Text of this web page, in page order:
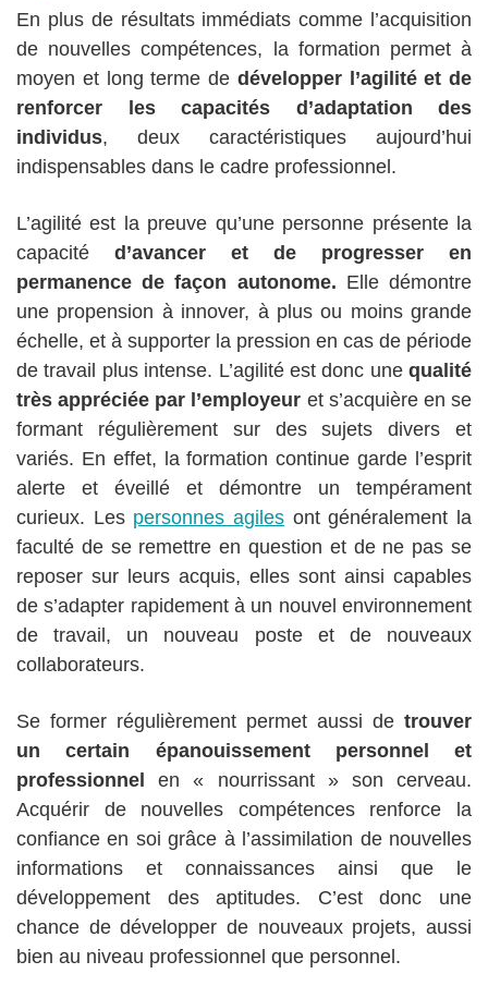
En plus de résultats immédiats comme l’acquisition
de nouvelles compétences, la formation permet à
moyen et long terme de développer l’agilité et de
renforcer les capacités d’adaptation des
individus, deux caractéristiques aujourd’hui
indispensables dans le cadre professionnel.
L’agilité est la preuve qu’une personne présente la
capacité d’avancer et de progresser en
permanence de façon autonome. Elle démontre
une propension à innover, à plus ou moins grande
échelle, et à supporter la pression en cas de période
de travail plus intense. L’agilité est donc une qualité
très appréciée par l’employeur et s’acquière en se
formant régulièrement sur des sujets divers et
variés. En effet, la formation continue garde l’esprit
alerte et éveillé et démontre un tempérament
curieux. Les personnes agiles ont généralement la
faculté de se remettre en question et de ne pas se
reposer sur leurs acquis, elles sont ainsi capables
de s’adapter rapidement à un nouvel environnement
de travail, un nouveau poste et de nouveaux
collaborateurs.
Se former régulièrement permet aussi de trouver
un certain épanouissement personnel et
professionnel
en « nourrissant » son cerveau.
Acquérir de nouvelles compétences renforce la
confiance en soi grâce à l’assimilation de nouvelles
informations et connaissances ainsi que le
développement des aptitudes. C’est donc une
chance de développer de nouveaux projets, aussi
bien au niveau professionnel que personnel.